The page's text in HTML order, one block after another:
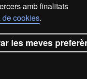
amb finalitats
cookies.
les meves
dades Sobre el
Autònoma